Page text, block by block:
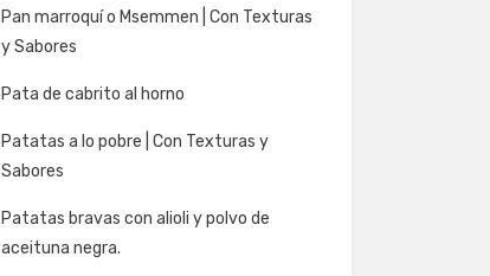
Pan marroquí o Msemmen | Con Texturas
y Sabores
Pata de cabrito al horno
Patatas a lo pobre | Con Texturas y
Sabores
Patatas bravas con alioli y polvo de
aceituna negra.